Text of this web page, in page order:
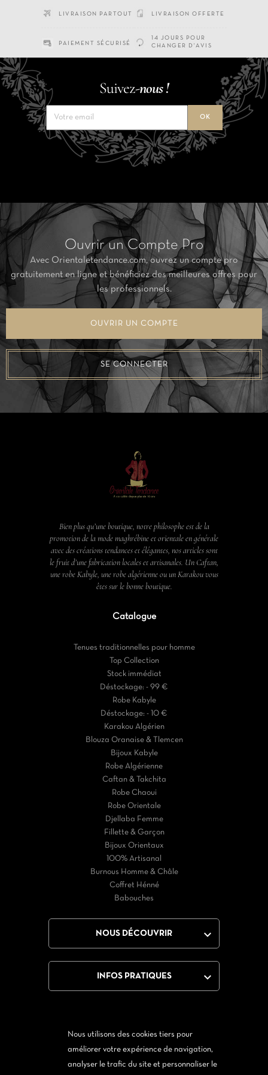
Nous utilisons des cookies tiers pour
améliorer votre expérience de navigation,
analyser le trafic du site et personnaliser le
LIVRAISON PARTOUT LIVRAISON OFFERTE
PAIEMENT SÉCURISÉ
14 JOURS POUR
CHANGER D'AVIS
Suivez-nous !
Ouvrir un Compte Pro
Avec Orientaletendance.com, ouvrez un compte pro
gratuitement en ligne et bénéficiez des meilleures offres pour
les professionnels.
OUVRIR UN COMPTE
SE CONNECTER
Bien plus qu’une boutique, notre philosophe est de la
promotion de la mode maghrébine et orientale en générale
avec des créations tendances et élégantes, nos articles sont
le fruit d’une fabrication locales et artisanales. Un Caftan,
une robe Kabyle, une robe algérienne ou un Karakou vous
êtes sur le bonne boutique.
Catalogue
Tenues traditionnelles pour homme
Top Collection
Stock immédiat
Déstockage: - 99 €
Robe Kabyle
Déstockage: - 10 €
Karakou Algérien
Blouza Oranaise & Tlemcen
Bijoux Kabyle
Robe Algérienne
Caftan & Takchita
Robe Chaoui
Robe Orientale
Djellaba Femme
Fillette & Garçon
Bijoux Orientaux
100% Artisanal
Burnous Homme & Châle
Coffret Hénné
Babouches
NOUS DÉCOUVRIR 
INFOS PRATIQUES 
Instagram